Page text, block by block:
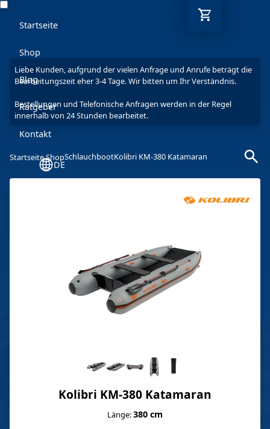
Startseite
Shop
Blog
Ratgeber
Kontakt
DE
Liebe Kunden, aufgrund der vielen Anfrage und Anrufe beträgt die
Bearbeitungszeit eher 3-4 Tage. Wir bitten um Ihr Verständnis.
Bestellungen und Telefonische Anfragen werden in der Regel
innerhalb von 24 Stunden bearbeitet.
Startseite ShopSchlauchbootKolibri KM-380 Katamaran
Kolibri KM-380 Katamaran
Länge:380 cm